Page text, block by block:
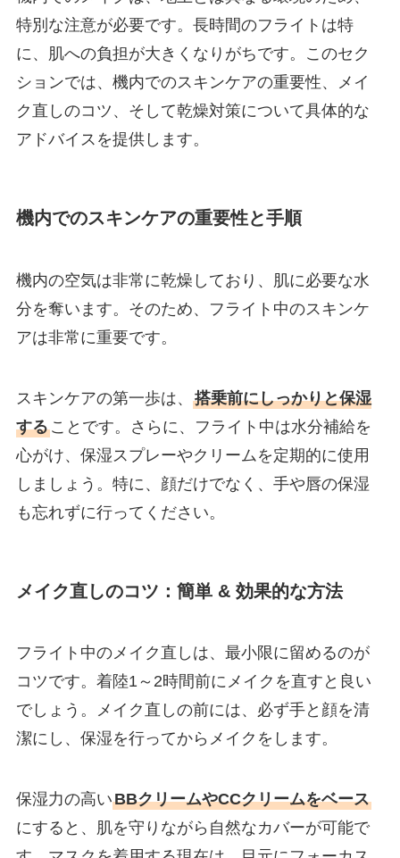
特別な注意が必要です。長時間のフライトは特
に、肌への負担が大きくなりがちです。このセク
ションでは、機内でのスキンケアの重要性、メイ
ク直しのコツ、そして乾燥対策について具体的な
アドバイスを提供します。
機内でのスキンケアの重要性と手順
機内の空気は非常に乾燥しており、肌に必要な水
分を奪います。そのため、フライト中のスキンケ
アは非常に重要です。
スキンケアの第一歩は、 搭乗前にしっかりと保湿
することです。さらに、フライト中は水分補給を
心がけ、保湿スプレーやクリームを定期的に使用
しましょう。特に、顔だけでなく、手や唇の保湿
も忘れずに行ってください。
メイク直しのコツ：簡単 & 効果的な方法
フライト中のメイク直しは、最小限に留めるのが
コツです。着陸1～2時間前にメイクを直すと良い
でしょう。メイク直しの前には、必ず手と顔を清
潔にし、保湿を行ってからメイクをします。
保湿力の高いBBクリームやCCクリームをベース
にすると、肌を守りながら自然なカバーが可能で